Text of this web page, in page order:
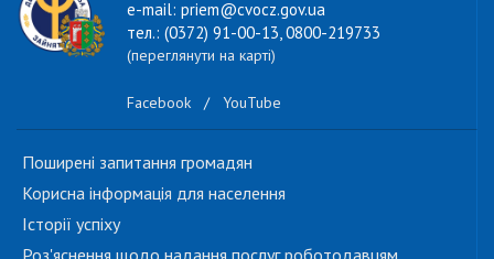
e-mail: priem@cvocz.gov.ua
тел.: (0372) 91-00-13, 0800-219733
(переглянути на карті)
Facebook / YouTube
Поширені запитання громадян
Корисна інформація для населення
Історії успіху